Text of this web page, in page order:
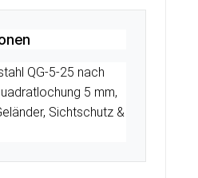
QG-5-25 nach
5 mm,
Sichtschutz &